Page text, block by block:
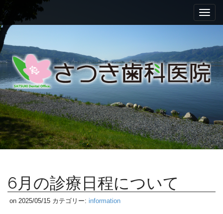
M
a
i
n
m
e
n
u
i
t
o
o
n
t
e
n
t
6月の診療日程について
on 2025/05/15 カテゴリー: information